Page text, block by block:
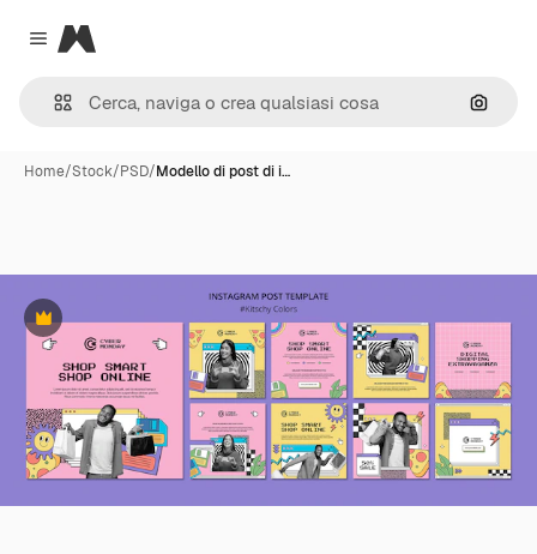
Close menu
Magnific
Cerca
Home/Stock/PSD/Modello di post di i…
Premium